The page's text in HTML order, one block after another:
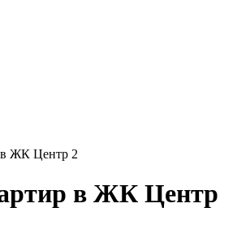
в ЖК Центр 2
в ЖК Центр